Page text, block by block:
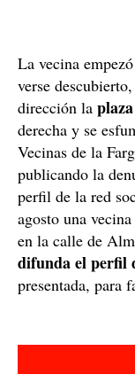
La vecina
verse
dirección la
derecha y se
Vecinas de la
publicando la
perfil de la red
agosto una
en la calle de
difunda el perfil
presentada, para